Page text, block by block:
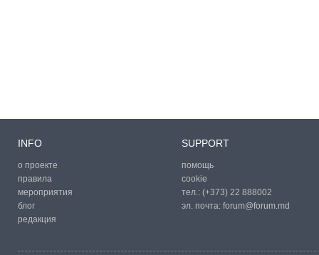
INFO
о проекте
правила
мероприятия
блог
редакция
SUPPORT
помощь
cookie
тел.: (+373) 22 888002
эл. почта: forum@forum.md